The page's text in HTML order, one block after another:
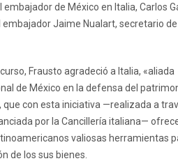
embajador de México en Italia, Carlos
embajador Jaime Nualart, secretario
Frausto agradeció a Italia, «aliada
de México en la defensa del
que con esta iniciativa —realizada a
por la Cancillería italiana—
valiosas herramientas
de los sus bienes.